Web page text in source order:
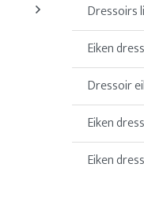
Dressoirs
Eiken
Dressoir
Eiken
Eiken